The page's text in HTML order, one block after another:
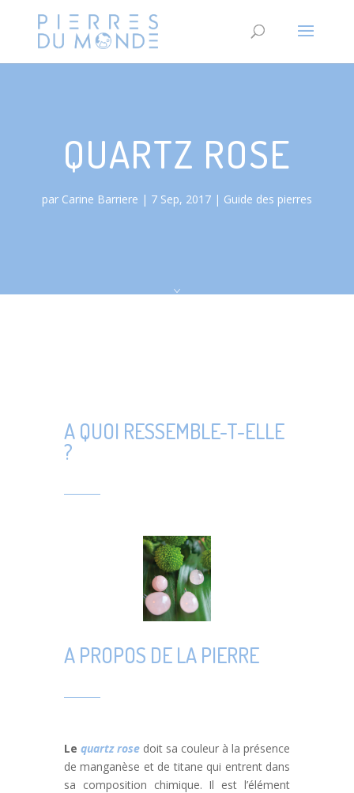
QUARTZ ROSE
par Carine Barriere 7 Sep, 2017 Guide des pierres
A QUOI RESSEMBLE-T-ELLE
?
A PROPOS DE LA PIERRE
Le quartz rose doit sa couleur à la présence
de manganèse et de titane qui entrent dans
sa composition chimique. Il est l’élément